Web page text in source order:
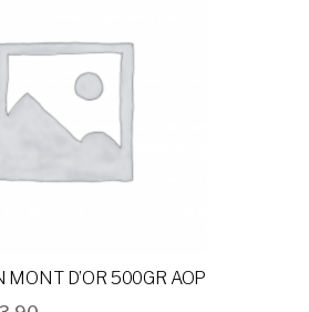
MONT D’OR 500GR AOP